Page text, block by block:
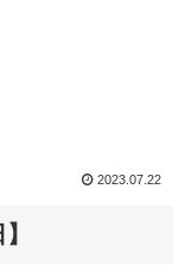
2023.07.22